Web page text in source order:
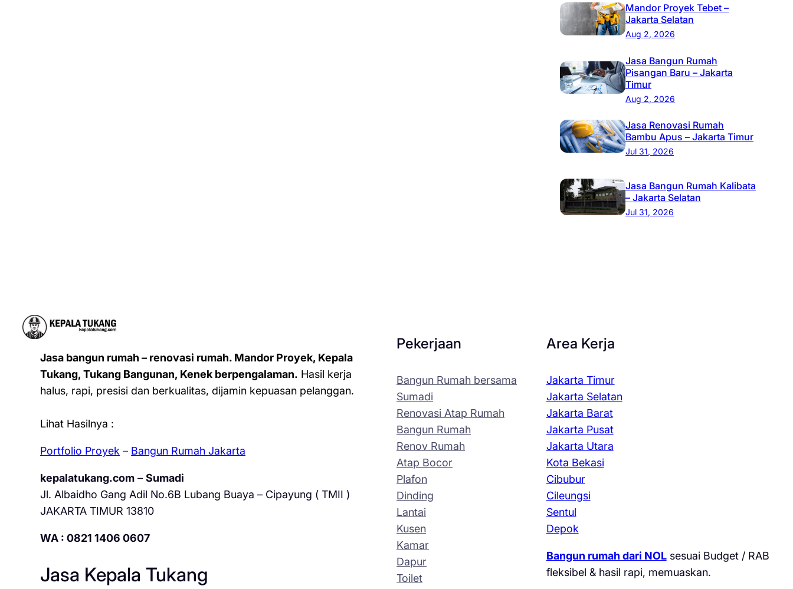
Mandor Proyek Tebet –
Jakarta Selatan
Aug 2, 2026
Jasa Bangun Rumah
Pisangan Baru – Jakarta
Timur
Aug 2, 2026
Jasa Renovasi Rumah
Bambu Apus – Jakarta Timur
Jul 31, 2026
Jasa Bangun Rumah Kalibata
– Jakarta Selatan
Jul 31, 2026
Jasa bangun rumah – renovasi rumah. Mandor Proyek, Kepala
Tukang, Tukang Bangunan, Kenek berpengalaman. Hasil kerja
halus, rapi, presisi dan berkualitas, dijamin kepuasan pelanggan.
Lihat Hasilnya :
Portfolio Proyek– Bangun Rumah Jakarta
kepalatukang.com– Sumadi
Jl. Albaidho Gang Adil No.6B Lubang Buaya – Cipayung ( TMII )
JAKARTA TIMUR 13810
WA : 0821 1406 0607
Jasa Kepala Tukang
Pekerjaan
Bangun Rumah bersama
Sumadi
Renovasi Atap Rumah
Bangun Rumah
Renov Rumah
Atap Bocor
Plafon
Dinding
Lantai
Kusen
Kamar
Dapur
Toilet
Area Kerja
Jakarta Timur
Jakarta Selatan
Jakarta Barat
Jakarta Pusat
Jakarta Utara
Kota Bekasi
Cibubur
Cileungsi
Sentul
Depok
Bangun rumah dari NOLsesuai Budget / RAB
fleksibel & hasil rapi, memuaskan.